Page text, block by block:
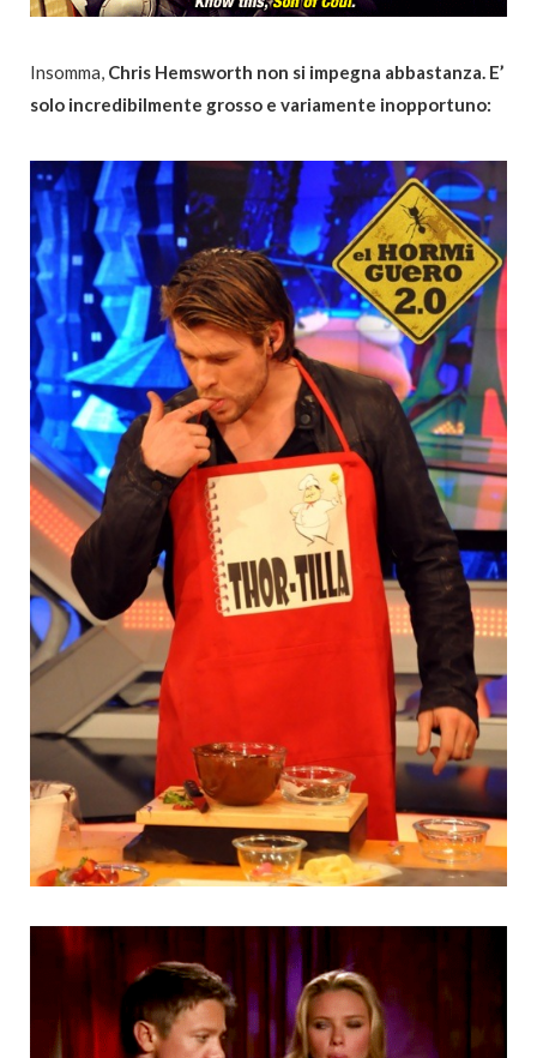
Insomma, Chris Hemsworth non si impegna abbastanza. E’
solo incredibilmente grosso e variamente inopportuno: